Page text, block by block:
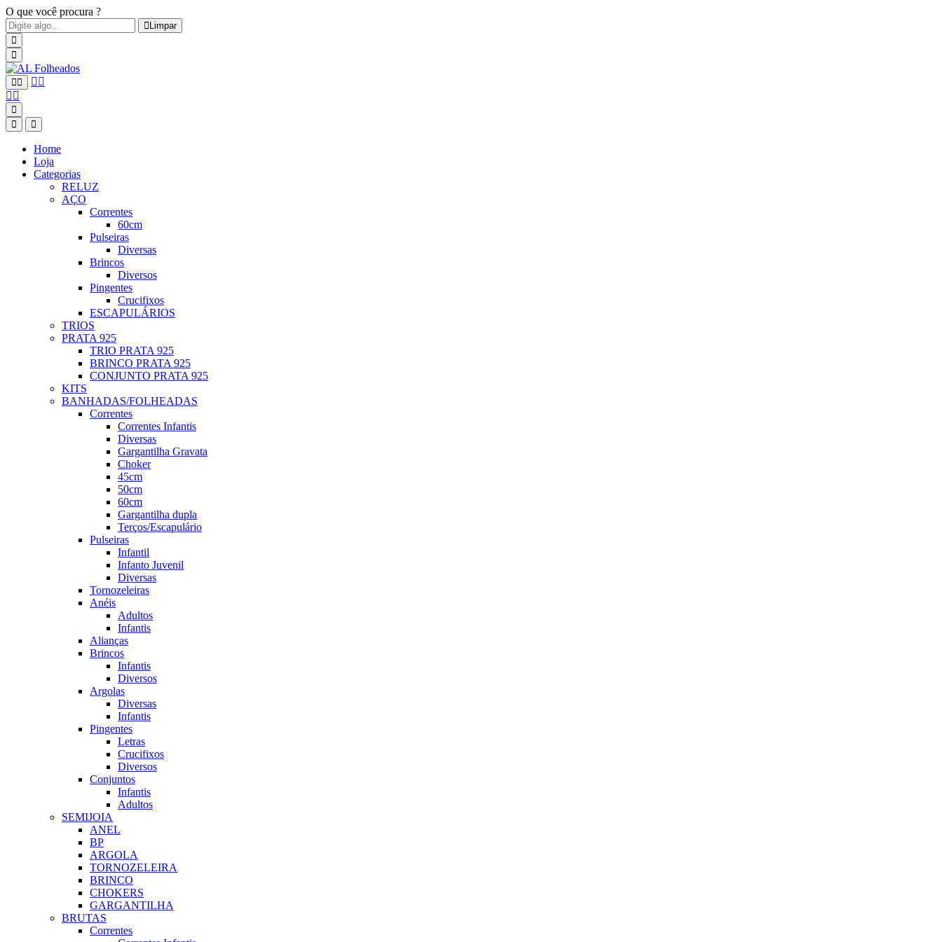
O que você procura ?
Limpar
Home
Loja
Categorias
RELUZ
AÇO
Correntes
60cm
Pulseiras
Diversas
Brincos
Diversos
Pingentes
Crucifixos
ESCAPULÁRIOS
TRIOS
PRATA 925
TRIO PRATA 925
BRINCO PRATA 925
CONJUNTO PRATA 925
KITS
BANHADAS/FOLHEADAS
Correntes
Correntes Infantis
Diversas
Gargantilha Gravata
Choker
45cm
50cm
60cm
Gargantilha dupla
Terços/Escapulário
Pulseiras
Infantil
Infanto Juvenil
Diversas
Tornozeleiras
Anéis
Adultos
Infantis
Alianças
Brincos
Infantis
Diversos
Argolas
Diversas
Infantis
Pingentes
Letras
Crucifixos
Diversos
Conjuntos
Infantis
Adultos
SEMIJOIA
ANEL
BP
ARGOLA
TORNOZELEIRA
BRINCO
CHOKERS
GARGANTILHA
BRUTAS
Correntes